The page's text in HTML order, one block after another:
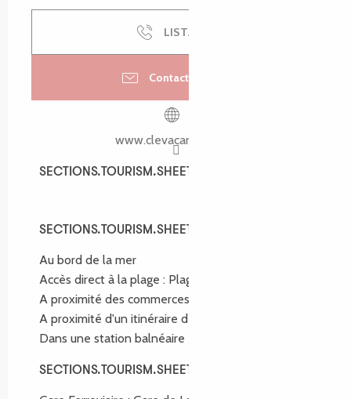
LIST.CALL
Contactez-nous
www.clevacances.com
SECTIONS.TOURISM.SHEET.SPOKEN_LANGUAGES
SECTIONS.TOURISM.SHEET.SPOKEN_LANGUAGES
SECTIONS.TOURISM.SHEET.ENVIRONMENT
SECTIONS.TOURISM.SHEET.ENVIRONMENT
Au bord de la mer
Accès direct à la plage : Plage du Coz Pors
A proximité des commerces
A proximité d'un itinéraire de randonnée :
Dans une station balnéaire
SECTIONS.TOURISM.SHEET.ACCESS
SECTIONS.TOURISM.SHEET.ACCESS